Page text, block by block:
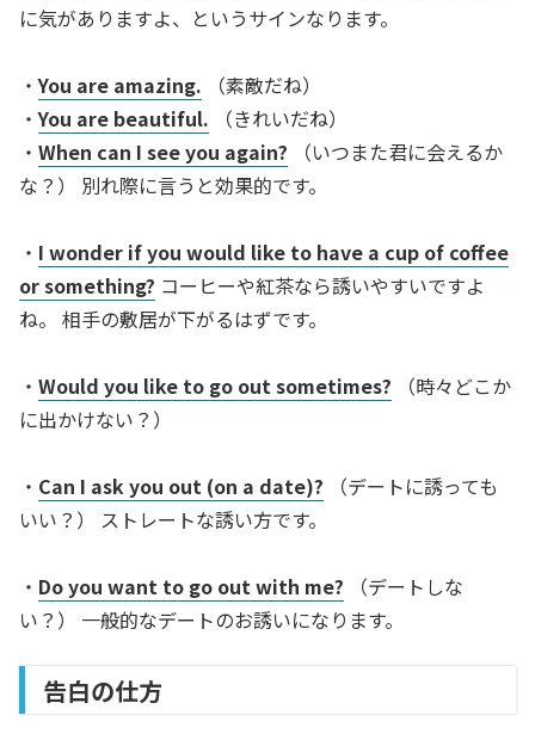
に気がありますよ、というサインなります。
・You are amazing. （素敵だね）
・You are beautiful. （きれいだね）
・ When can I see you again? （いつまた君に会えるか
な？） 別れ際に言うと効果的です。
・ I wonder if you would like to have a cup of coffee
or something? コーヒーや紅茶なら誘いやすいですよ
ね。 相手の敷居が下がるはずです。
・ Would you like to go out sometimes? （時々どこか
に出かけない？）
・ Can I ask you out (on a date)? （デートに誘っても
いい？） ストレートな誘い方です。
・ Do you want to go out with me? （デートしな
い？） 一般的なデートのお誘いになります。
告白の仕方